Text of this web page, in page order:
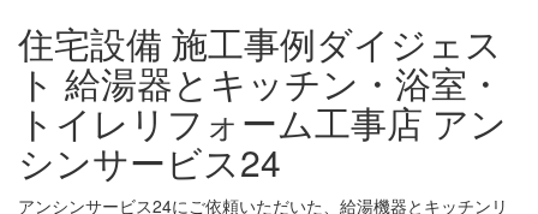
住宅設備 施工事例ダイジェス
ト 給湯器とキッチン・浴室・
トイレリフォーム工事店 アン
シンサービス24
アンシンサービス24にご依頼いただいた、給湯機器とキッチンリ